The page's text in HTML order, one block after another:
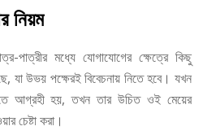
নিয়ম
পাত্রীর মধ্যে যোগাযোগের ক্ষেত্রে কিছু
যা উভয় পক্ষেরই বিবেচনায় নিতে হবে। যখন
আগ্রহী হয়, তখন তার উচিত ওই মেয়ের
চেষ্টা করা।